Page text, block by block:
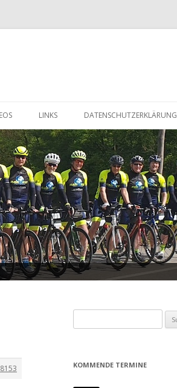
LINKS DATENSCHUTZERKLÄRUNG
nach:
KOMMENDE TERMINE